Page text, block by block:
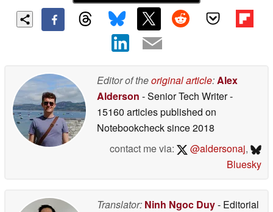
Editor of theoriginal article:Alex
Alderson - Senior Tech Writer-
15160 articles published on
Notebookchecksince 2018
contact me via:
@aldersonaj,
Bluesky
Translator: Ninh Ngoc Duy- Editorial